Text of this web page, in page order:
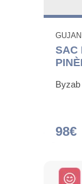
SAC
Byzab
98€